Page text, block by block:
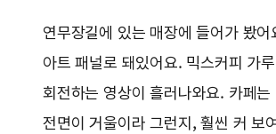
연무장길에 있는 매장에 들어가 봤어
아트 패널로 돼있어요. 믹스커피 가
회전하는 영상이 흘러나와요. 카페는
전면이 거울이라 그런지, 훨씬 커 보